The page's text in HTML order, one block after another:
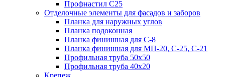
Профнастил С25
Отделочные элементы для фасадов и заборов
Планка для наружных углов
Планка подоконная
Планка финишная для С-8
Планка финишная для МП-20, С-25, С-21
Профильная труба 50x50
Профильная труба 40x20
Крепеж